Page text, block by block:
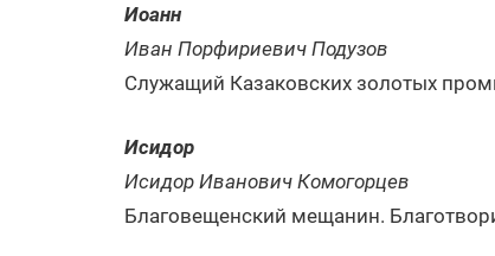
Иоанн
Иван Порфириевич Подузов
Служащий Казаковских золотых
Исидор
Исидор Иванович Комогорцев
Благовещенский мещанин.